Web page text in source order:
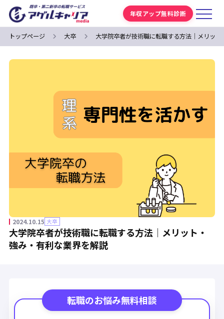
年収アップ無料診断
トップページ 大卒 大学院卒者が技術職に転職する方法｜メリッ
2024.10.15 大卒
大学院卒者が技術職に転職する方法｜メリット・
強み・有利な業界を解説
転職のお悩み無料相談